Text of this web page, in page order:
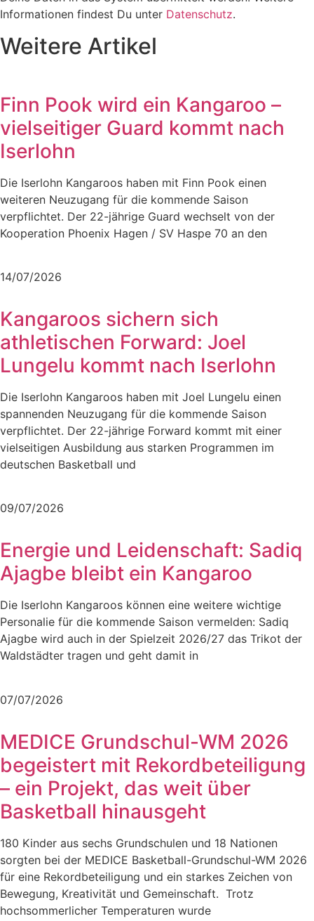
Informationen findest Du unter Datenschutz.
Weitere Artikel
Finn Pook wird ein Kangaroo –
vielseitiger Guard kommt nach
Iserlohn
Die Iserlohn Kangaroos haben mit Finn Pook einen
weiteren Neuzugang für die kommende Saison
verpflichtet. Der 22-jährige Guard wechselt von der
Kooperation Phoenix Hagen / SV Haspe 70 an den
14/07/2026
Kangaroos sichern sich
athletischen Forward: Joel
Lungelu kommt nach Iserlohn
Die Iserlohn Kangaroos haben mit Joel Lungelu einen
spannenden Neuzugang für die kommende Saison
verpflichtet. Der 22-jährige Forward kommt mit einer
vielseitigen Ausbildung aus starken Programmen im
deutschen Basketball und
09/07/2026
Energie und Leidenschaft: Sadiq
Ajagbe bleibt ein Kangaroo
Die Iserlohn Kangaroos können eine weitere wichtige
Personalie für die kommende Saison vermelden: Sadiq
Ajagbe wird auch in der Spielzeit 2026/27 das Trikot der
Waldstädter tragen und geht damit in
07/07/2026
MEDICE Grundschul-WM 2026
begeistert mit Rekordbeteiligung
– ein Projekt, das weit über
Basketball hinausgeht
180 Kinder aus sechs Grundschulen und 18 Nationen
sorgten bei der MEDICE Basketball-Grundschul-WM 2026
für eine Rekordbeteiligung und ein starkes Zeichen von
Bewegung, Kreativität und Gemeinschaft. Trotz
hochsommerlicher Temperaturen wurde